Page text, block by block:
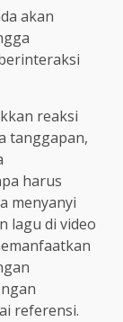
akan
reaksi
tanggapan,
harus
menyanyi
lagu di video
referensi.